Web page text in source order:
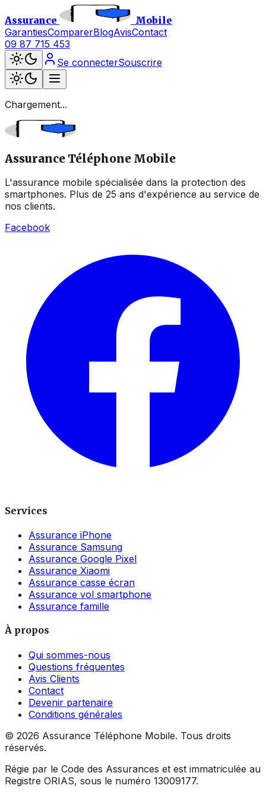
Assurance
Mobile
GarantiesComparerBlogAvisContact
09 87 715 453
Se connecterSouscrire
Chargement...
Assurance Téléphone Mobile
L'assurance mobile spécialisée dans la protection des
smartphones. Plus de 25 ans d'expérience au service de
nos clients.
Facebook
Services
Assurance iPhone
Assurance Samsung
Assurance Google Pixel
Assurance Xiaomi
Assurance casse écran
Assurance vol smartphone
Assurance famille
À propos
Qui sommes-nous
Questions fréquentes
Avis Clients
Contact
Devenir partenaire
Conditions générales
© 2026 Assurance Téléphone Mobile. Tous droits
réservés.
Régie par le Code des Assurances et est immatriculée au
Registre ORIAS, sous le numéro 13009177.